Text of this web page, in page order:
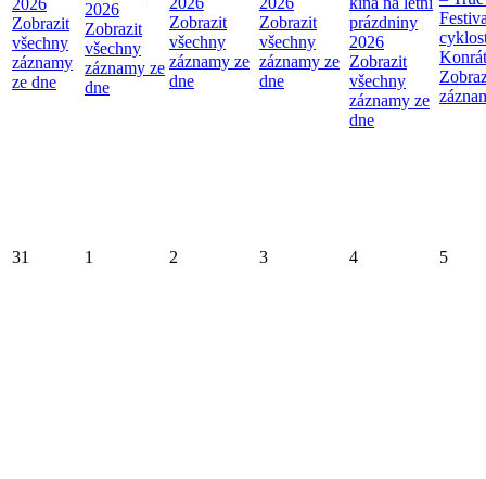
2026
Zobrazit
všechny
záznamy
ze dne
2026
Zobrazit
všechny
záznamy ze
dne
Zobrazit
všechny
záznamy ze
dne
Zobrazit
všechny
záznamy ze
dne
prázdniny
2026
Zobrazit
všechny
záznamy ze
dne
31 1 2 3 4 5